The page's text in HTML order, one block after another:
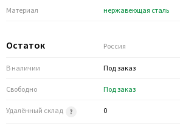
Материал нержавеющая сталь
Остаток Россия
В наличии Под заказ
Свободно Под заказ
Удалённый склад 0